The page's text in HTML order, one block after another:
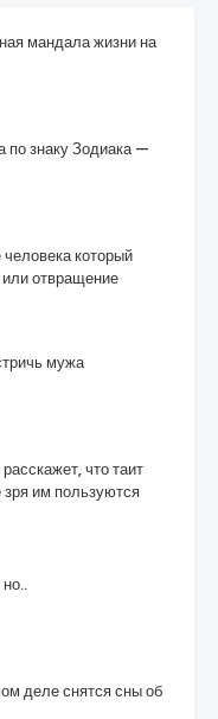
мандала жизни на
знаку Зодиака —
который
отвращение
мужа
что таит
им пользуются
деле снятся сны об